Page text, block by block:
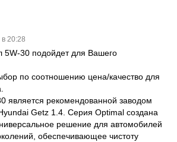
20:28
30 подойдет для Вашего
по соотношению цена/качество для
является рекомендованной заводом
Getz 1.4. Серия Optimal создана
решение для автомобилей
обеспечивающее чистоту